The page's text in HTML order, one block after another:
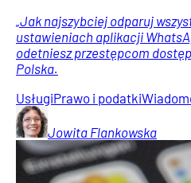
„Jak najszybciej odparuj
ustawieniach aplikacji
odetniesz przestępcom
Polska.
UsługiPrawo i podatki
Jowita Flankowska